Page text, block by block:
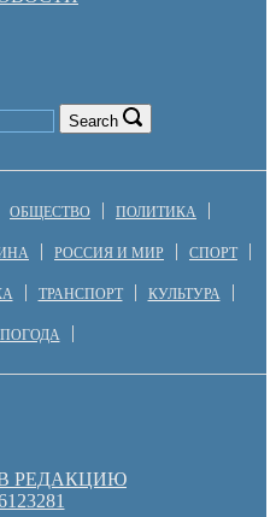
Search
ОБЩЕСТВО ПОЛИТИКА
РОССИЯ И МИР СПОРТ
ТРАНСПОРТ КУЛЬТУРА
ПОГОДА
РЕДАКЦИЮ